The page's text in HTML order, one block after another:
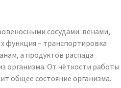
сосудами: венами,
функция – транспортировка
а продуктов распада
организма. От чёткости работы
общее состояние организма.